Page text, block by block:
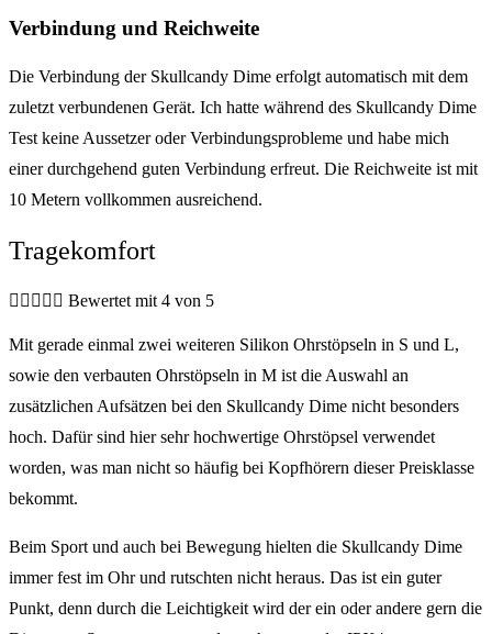
Verbindung und Reichweite
Die Verbindung der Skullcandy Dime erfolgt automatisch mit dem
zuletzt verbundenen Gerät. Ich hatte während des Skullcandy Dime
Test keine Aussetzer oder Verbindungsprobleme und habe mich
einer durchgehend guten Verbindung erfreut. Die Reichweite ist mit
10 Metern vollkommen ausreichend.
Tragekomfort
     Bewertet mit 4 von 5
Mit gerade einmal zwei weiteren Silikon Ohrstöpseln in S und L,
sowie den verbauten Ohrstöpseln in M ist die Auswahl an
zusätzlichen Aufsätzen bei den Skullcandy Dime nicht besonders
hoch. Dafür sind hier sehr hochwertige Ohrstöpsel verwendet
worden, was man nicht so häufig bei Kopfhörern dieser Preisklasse
bekommt.
Beim Sport und auch bei Bewegung hielten die Skullcandy Dime
immer fest im Ohr und rutschten nicht heraus. Das ist ein guter
Punkt, denn durch die Leichtigkeit wird der ein oder andere gern die